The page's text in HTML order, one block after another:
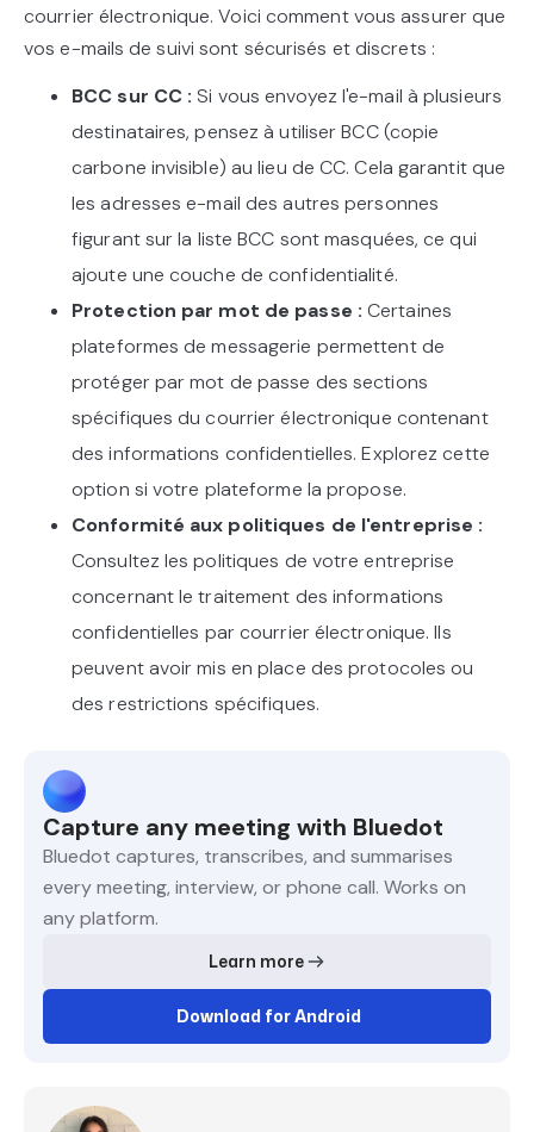
courrier électronique. Voici comment vous assurer que
vos e-mails de suivi sont sécurisés et discrets :
BCC sur CC : Si vous envoyez l'e-mail à plusieurs
destinataires, pensez à utiliser BCC (copie
carbone invisible) au lieu de CC. Cela garantit que
les adresses e-mail des autres personnes
figurant sur la liste BCC sont masquées, ce qui
ajoute une couche de confidentialité.
Protection par mot de passe : Certaines
plateformes de messagerie permettent de
protéger par mot de passe des sections
spécifiques du courrier électronique contenant
des informations confidentielles. Explorez cette
option si votre plateforme la propose.
Conformité aux politiques de l'entreprise :
Consultez les politiques de votre entreprise
concernant le traitement des informations
confidentielles par courrier électronique. Ils
peuvent avoir mis en place des protocoles ou
des restrictions spécifiques.
Capture any meeting with Bluedot
Bluedot captures, transcribes, and summarises
every meeting, interview, or phone call. Works on
any platform.
Learn more
Download for Android